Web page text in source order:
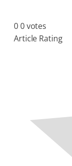
00votes
Article Rating